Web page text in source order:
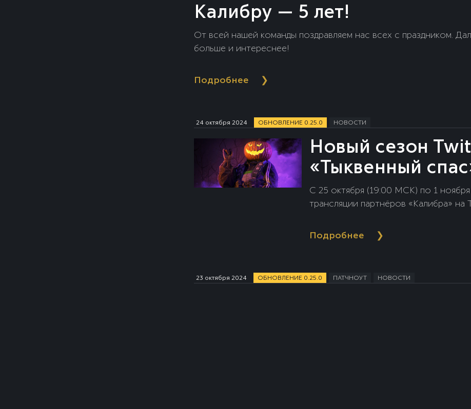
Калибру — 5 лет!
От всей нашей команды поздравляем нас всех с праздником.
больше и интереснее!
Подробнее ❯
24 октября 2024 ОБНОВЛЕНИЕ 0.25.0 НОВОСТИ
Новый сезон
«Тыквенный
C 25 октября (19:00 МСК) по 1 ноября (до 23:59 по МСК) смотри
трансляции партнёров «Калибра» на
Подробнее ❯
23 октября 2024 ОБНОВЛЕНИЕ 0.25.0 ПАТЧНОУТ НОВОСТИ